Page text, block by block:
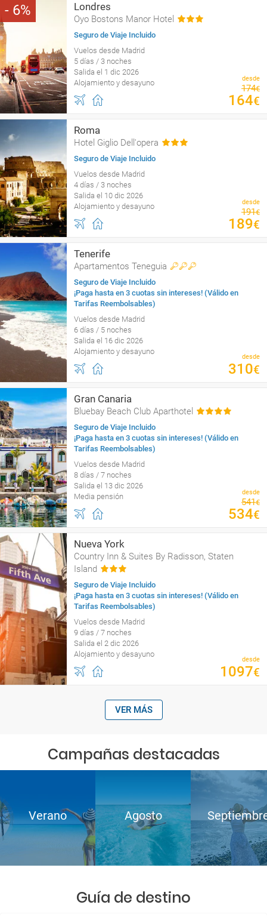
6 Londres
Oyo Bostons Manor Hotel
Seguro de Viaje Incluido
Vuelos desde Madrid
5 días / 3 noches
Salida el 1 dic 2026
Alojamiento y desayuno
desde
174€
164€
Roma
Hotel Giglio Dell'opera
Seguro de Viaje Incluido
Vuelos desde Madrid
4 días / 3 noches
Salida el 10 dic 2026
Alojamiento y desayuno
desde
191€
189€
Tenerife
Apartamentos Teneguia
Seguro de Viaje Incluido
¡Paga hasta en 3 cuotas sin intereses! (Válido en
Tarifas Reembolsables)
Vuelos desde Madrid
6 días / 5 noches
Salida el 16 dic 2026
Alojamiento y desayuno
desde
310€
Gran Canaria
Bluebay Beach Club Aparthotel
Seguro de Viaje Incluido
¡Paga hasta en 3 cuotas sin intereses! (Válido en
Tarifas Reembolsables)
Vuelos desde Madrid
8 días / 7 noches
Salida el 13 dic 2026
Media pensión
desde
541€
534€
Nueva York
Country Inn & Suites By Radisson, Staten
Island
Seguro de Viaje Incluido
¡Paga hasta en 3 cuotas sin intereses! (Válido en
Tarifas Reembolsables)
Vuelos desde Madrid
9 días / 7 noches
Salida el 2 dic 2026
Alojamiento y desayuno
desde
1097€
VER MÁS
Campañas destacadas
Verano Agosto
Guía de destino